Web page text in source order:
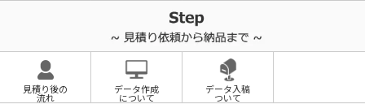
見積り後の
流れ
データ作成
について
データ入稿
ついて